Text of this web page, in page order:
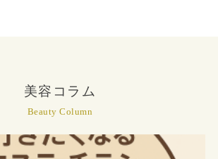
美容コラム
Beauty Column